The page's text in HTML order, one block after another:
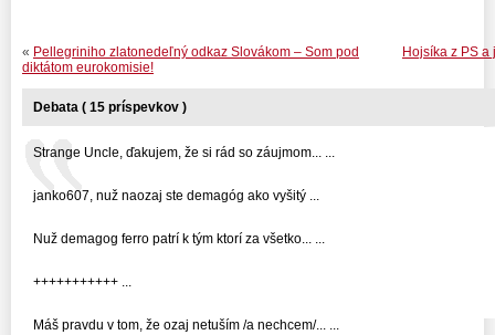
Hojsíka z PS
« Pellegriniho zlatonedeľný odkaz Slovákom – Som pod
diktátom eurokomisie!
Debata ( 15 príspevkov )
Strange Uncle, ďakujem, že si rád so záujmom... ...
janko607, nuž naozaj ste demagóg ako vyšitý ...
Nuž demagog ferro patrí k tým ktorí za všetko... ...
+++++++++++ ...
Máš pravdu v tom, že ozaj netuším /a nechcem/... ...